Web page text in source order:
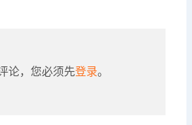
论，您必须先登录。